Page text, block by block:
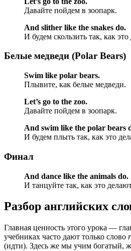
Давайте пойдем в зоопарк.
And slither like the snakes do.
И будем скользить так, как
Белые медведи (Polar Bears)
Swim like polar bears.
Плывите, как белые медведи.
Let’s go to the zoo.
Давайте пойдем в зоопарк.
And swim like the polar bears
И будем плыть так, как это
Финал
And dance like the animals do.
И танцуйте так, как это
Разбор английских
Главная ценность этого урока —
учебниках часто дают только слово
(идти). Здесь же мы учим богатый,